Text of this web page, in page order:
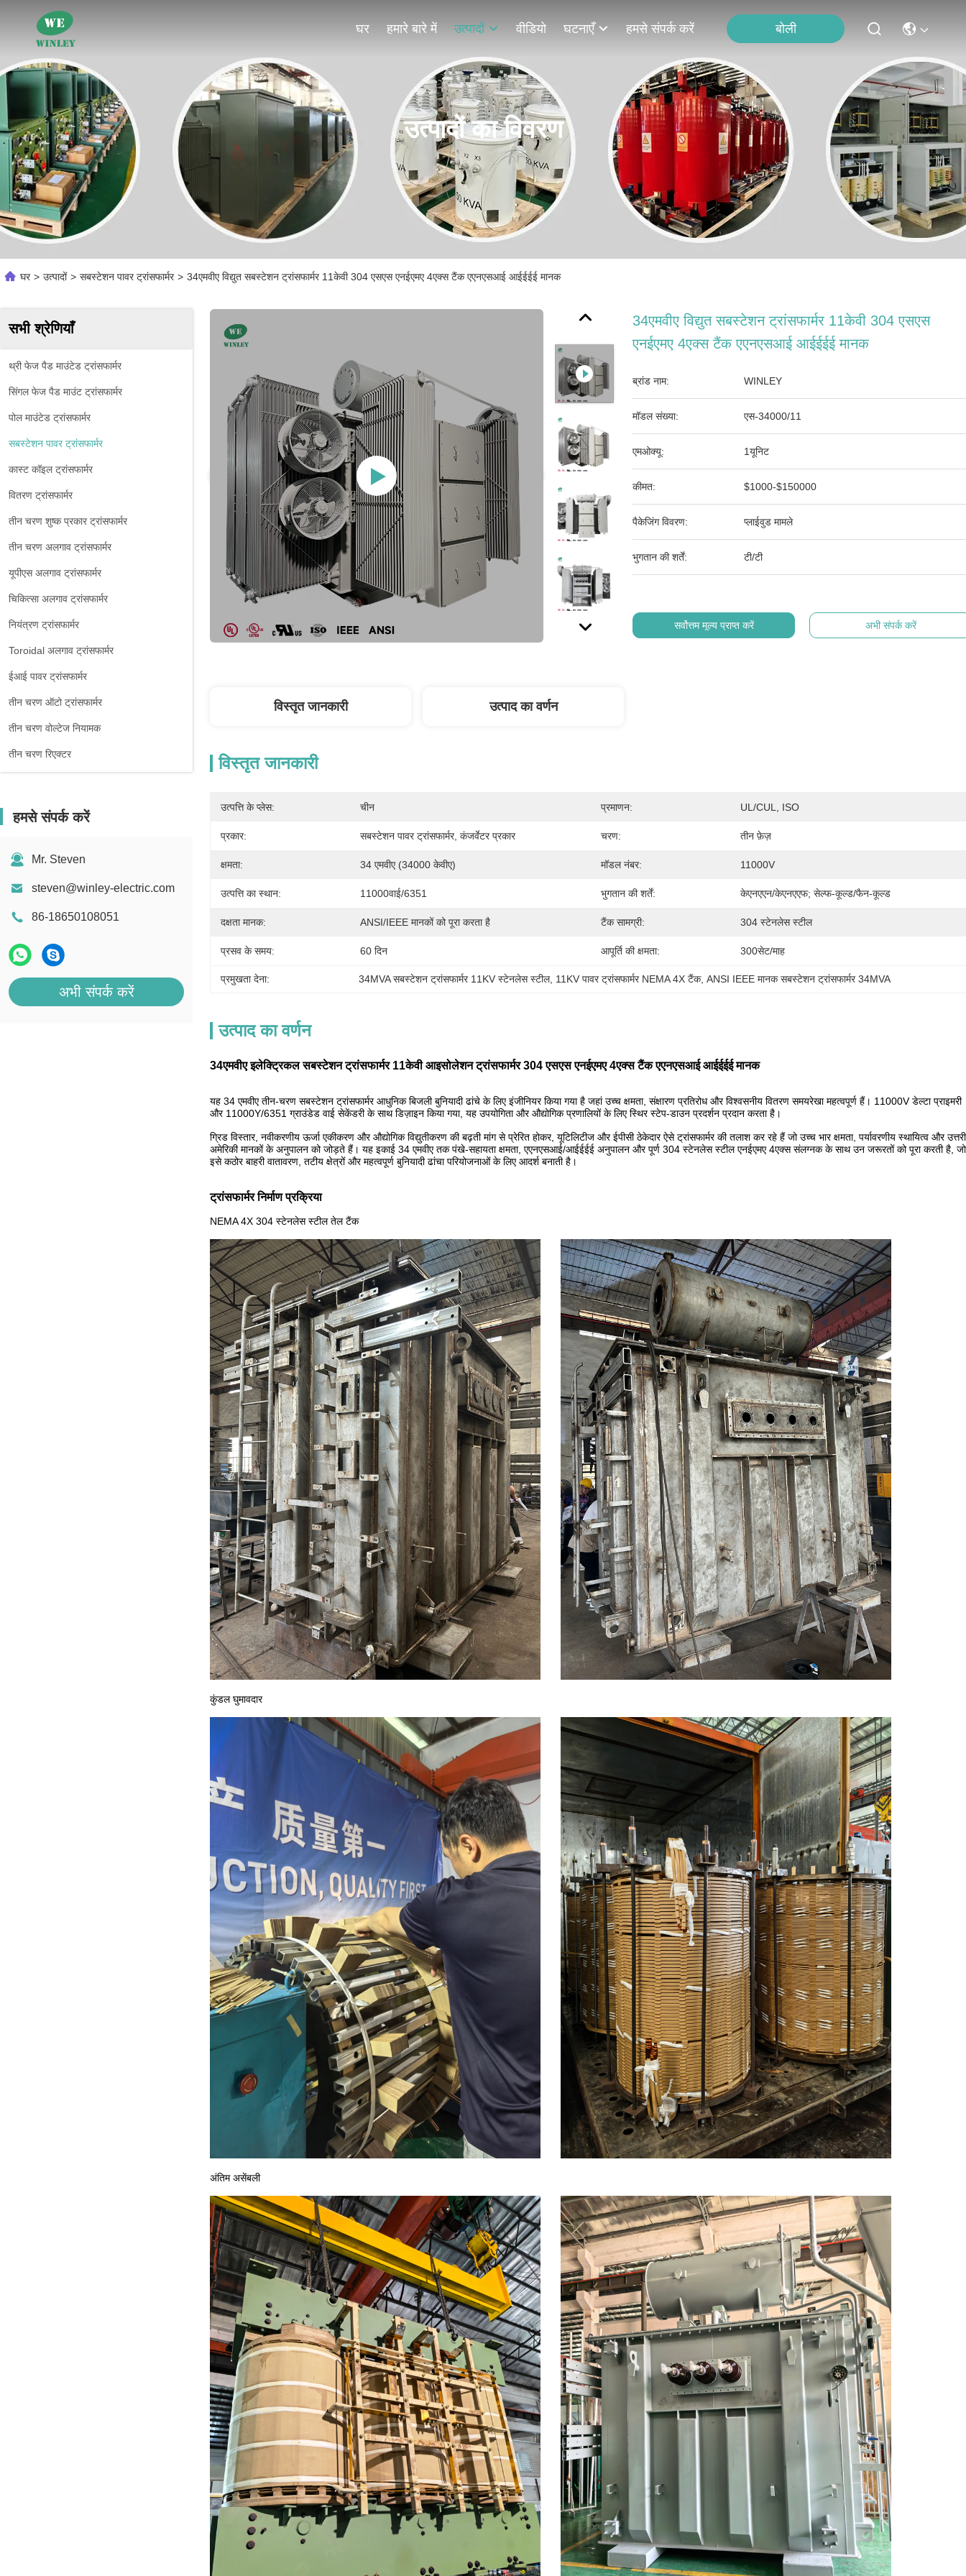
घर हमारे बारे में उत्पादों वीडियो घटनाएँ हमसे संपर्क करें बोली
उत्पादों का विवरण
घर > उत्पादों > सबस्टेशन पावर ट्रांसफार्मर > 34एमवीए विद्युत सबस्टेशन ट्रांसफार्मर 11केवी 304 एसएस एनईएमए 4एक्स टैंक एएनएसआई आईईईई मानक
सभी श्रेणियाँ
थ्री फेज पैड माउंटेड ट्रांसफार्मर
सिंगल फेज पैड माउंट ट्रांसफार्मर
पोल माउंटेड ट्रांसफार्मर
सबस्टेशन पावर ट्रांसफार्मर
कास्ट कॉइल ट्रांसफार्मर
वितरण ट्रांसफार्मर
तीन चरण शुष्क प्रकार ट्रांसफार्मर
तीन चरण अलगाव ट्रांसफार्मर
यूपीएस अलगाव ट्रांसफार्मर
चिकित्सा अलगाव ट्रांसफार्मर
नियंत्रण ट्रांसफार्मर
Toroidal अलगाव ट्रांसफार्मर
ईआई पावर ट्रांसफार्मर
तीन चरण ऑटो ट्रांसफार्मर
तीन चरण वोल्टेज नियामक
तीन चरण रिएक्टर
हमसे संपर्क करें
Mr. Steven
steven@winley-electric.com
86-18650108051
अभी संपर्क करें
34एमवीए विद्युत सबस्टेशन ट्रांसफार्मर 11केवी 304 एसएस
एनईएमए 4एक्स टैंक एएनएसआई आईईईई मानक
ब्रांड नाम: WINLEY
मॉडल संख्या: एस-34000/11
एमओक्यू: 1यूनिट
कीमत: $1000-$150000
पैकेजिंग विवरण: प्लाईवुड मामले
भुगतान की शर्तें: टी/टी
सर्वोत्तम मूल्य प्राप्त करें अभी संपर्क करें
विस्तृत जानकारी उत्पाद का वर्णन
विस्तृत जानकारी
उत्पत्ति के प्लेस: चीन प्रमाणन: UL/cUL, ISO
प्रकार: सबस्टेशन पावर ट्रांसफार्मर, कंजर्वेटर प्रकार चरण: तीन फ़ेज़
क्षमता: 34 एमवीए (34000 केवीए) मॉडल नंबर: 11000V
उत्पत्ति का स्थान: 11000वाई/6351 भुगतान की शर्तें: केएनएएन/केएनएएफ; सेल्फ-कूल्ड/फैन-कूल्ड
दक्षता मानक: ANSI/IEEE मानकों को पूरा करता है टैंक सामग्री: 304 स्टेनलेस स्टील
प्रसव के समय: 60 दिन आपूर्ति की क्षमता: 300सेट/माह
प्रमुखता देना: 34MVA सबस्टेशन ट्रांसफार्मर 11KV स्टेनलेस स्टील, 11KV पावर ट्रांसफार्मर NEMA 4X टैंक, ANSI IEEE मानक सबस्टेशन ट्रांसफार्मर 34MVA
उत्पाद का वर्णन
34एमवीए इलेक्ट्रिकल सबस्टेशन ट्रांसफार्मर 11केवी आइसोलेशन ट्रांसफार्मर 304 एसएस एनईएमए 4एक्स टैंक एएनएसआई आईईईई मानक
यह 34 एमवीए तीन-चरण सबस्टेशन ट्रांसफार्मर आधुनिक बिजली बुनियादी ढांचे के लिए इंजीनियर किया गया है जहां उच्च क्षमता, संक्षारण प्रतिरोध और विश्वसनीय वितरण समयरेखा महत्वपूर्ण हैं। 11000V डेल्टा प्राइमरी
और 11000Y/6351 ग्राउंडेड वाई सेकेंडरी के साथ डिज़ाइन किया गया, यह उपयोगिता और औद्योगिक प्रणालियों के लिए स्थिर स्टेप-डाउन प्रदर्शन प्रदान करता है।
ग्रिड विस्तार, नवीकरणीय ऊर्जा एकीकरण और औद्योगिक विद्युतीकरण की बढ़ती मांग से प्रेरित होकर, यूटिलिटीज और ईपीसी ठेकेदार ऐसे ट्रांसफार्मर की तलाश कर रहे हैं जो उच्च भार क्षमता, पर्यावरणीय स्थायित्व और उत्तरी
अमेरिकी मानकों के अनुपालन को जोड़ते हैं। यह इकाई 34 एमवीए तक पंखे-सहायता क्षमता, एएनएसआई/आईईईई अनुपालन और पूर्ण 304 स्टेनलेस स्टील एनईएमए 4एक्स संलग्नक के साथ उन जरूरतों को पूरा करती है, जो
इसे कठोर बाहरी वातावरण, तटीय क्षेत्रों और महत्वपूर्ण बुनियादी ढांचा परियोजनाओं के लिए आदर्श बनाती है।
ट्रांसफार्मर निर्माण प्रक्रिया
NEMA 4X 304 स्टेनलेस स्टील तेल टैंक
कुंडल घुमावदार
अंतिम असेंबली